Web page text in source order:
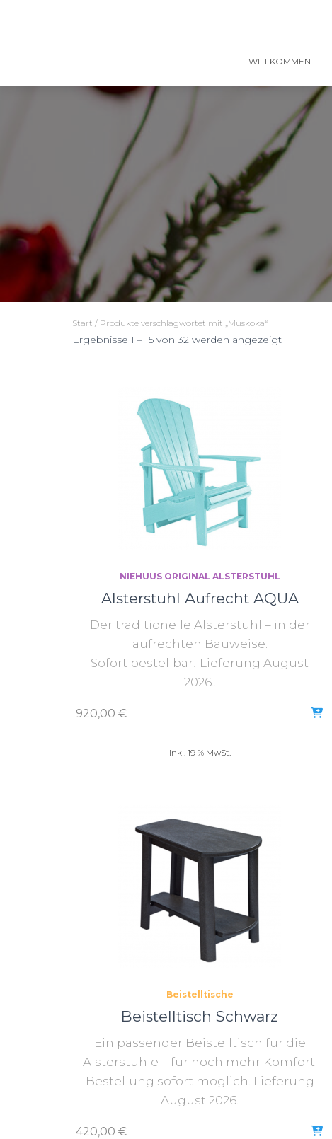
WILLKOMMEN
Start / Produkte verschlagwortet mit „Muskoka“
Ergebnisse 1 – 15 von 32 werden angezeigt
NIEHUUS ORIGINAL ALSTERSTUHL
Alsterstuhl Aufrecht AQUA
Der traditionelle Alsterstuhl – in der
aufrechten Bauweise.
Sofort bestellbar! Lieferung August
2026..
920,00 €
inkl. 19 % MwSt.
Beistelltische
Beistelltisch Schwarz
Ein passender Beistelltisch für die
Alsterstühle – für noch mehr Komfort.
Bestellung sofort möglich. Lieferung
August 2026.
420,00 €